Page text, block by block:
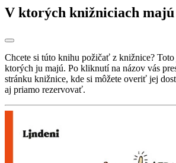
V ktorých knižniciach
Chcete si túto knihu požičať z knižnice?
ktorých ju majú. Po kliknutí na názov vás
stránku knižnice, kde si môžete overiť jej
aj priamo rezervovať.